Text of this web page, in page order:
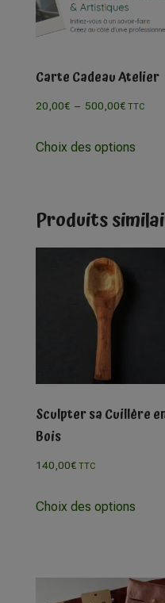
Carte Cadeau Atelier
20,00€ – 500,00€ TTC
Choix des options
Produits
Sculpter sa Cuillère
Bois
140,00€ TTC
Choix des options